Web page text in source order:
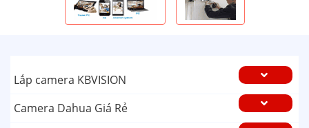
Lắp camera KBVISION
Camera Dahua Giá Rẻ